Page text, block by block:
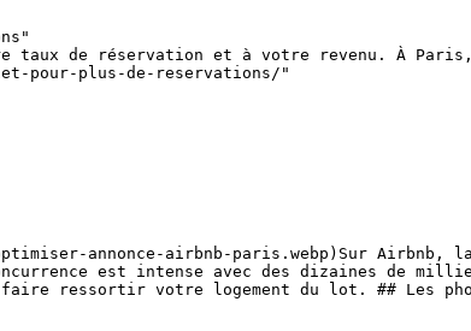
de réservation et à votre revenu. À
pour-plus-de-reservations/"
annonce-airbnb-paris.webp)Sur Airbnb,
est intense avec des dizaines de
ressortir votre logement du lot. ## Les